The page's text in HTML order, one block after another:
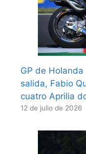
GP de
salida, Fabio
cuatro Aprilia
12 de julio de 2026